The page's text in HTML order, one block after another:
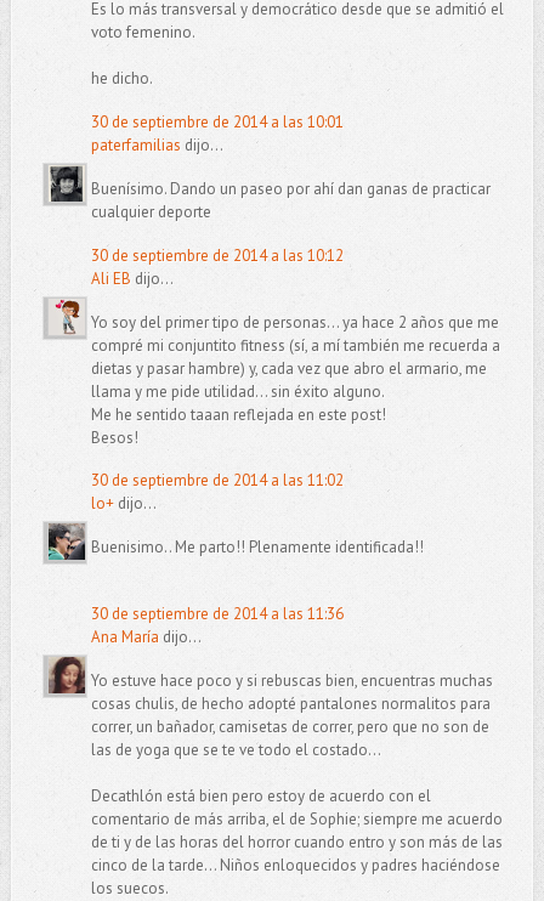
Es lo más transversal y democrático desde que se admitió el
voto femenino.
he dicho.
30 de septiembre de 2014 a las 10:01
paterfamilias dijo...
Buenísimo. Dando un paseo por ahí dan ganas de practicar
cualquier deporte
30 de septiembre de 2014 a las 10:12
Ali EB dijo...
Yo soy del primer tipo de personas... ya hace 2 años que me
compré mi conjuntito fitness (sí, a mí también me recuerda a
dietas y pasar hambre) y, cada vez que abro el armario, me
llama y me pide utilidad... sin éxito alguno.
Me he sentido taaan reflejada en este post!
Besos!
30 de septiembre de 2014 a las 11:02
lo+dijo...
Buenisimo.. Me parto!! Plenamente identificada!!
30 de septiembre de 2014 a las 11:36
Ana María dijo...
Yo estuve hace poco y si rebuscas bien, encuentras muchas
cosas chulis, de hecho adopté pantalones normalitos para
correr, un bañador, camisetas de correr, pero que no son de
las de yoga que se te ve todo el costado...
Decathlón está bien pero estoy de acuerdo con el
comentario de más arriba, el de Sophie; siempre me acuerdo
de ti y de las horas del horror cuando entro y son más de las
cinco de la tarde... Niños enloquecidos y padres haciéndose
los suecos.